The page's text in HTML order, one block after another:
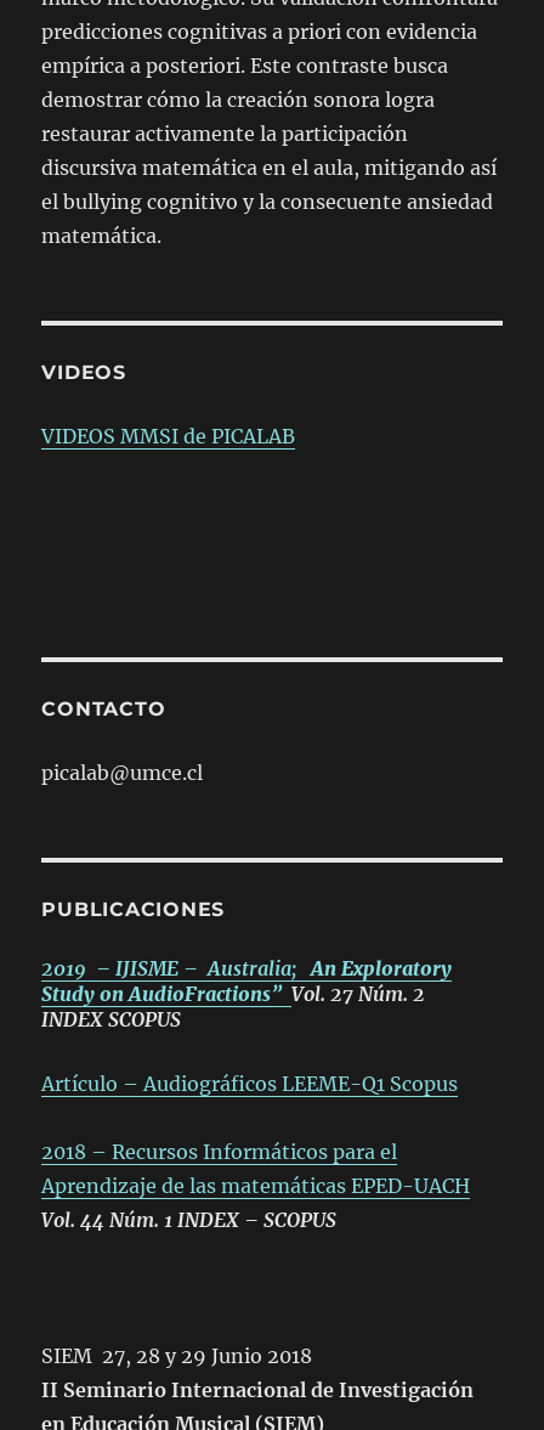
predicciones cognitivas a priori con evidencia
empírica a posteriori. Este contraste busca
demostrar cómo la creación sonora logra
restaurar activamente la participación
discursiva matemática en el aula, mitigando así
el bullying cognitivo y la consecuente ansiedad
matemática.
VIDEOS
VIDEOS MMSI de PICALAB
CONTACTO
picalab@umce.cl
PUBLICACIONES
2019 – IJISME – Australia;An Exploratory
Study on AudioFractions”Vol. 27 Núm. 2
INDEX SCOPUS
Artículo – Audiográficos LEEME-Q1 Scopus
2018 – Recursos Informáticos para el
Aprendizaje de las matemáticas EPED-UACH
Vol. 44 Núm. 1 INDEX – SCOPUS
SIEM 27, 28 y 29 Junio 2018
II Seminario Internacional de Investigación
en Educación Musical (SIEM)